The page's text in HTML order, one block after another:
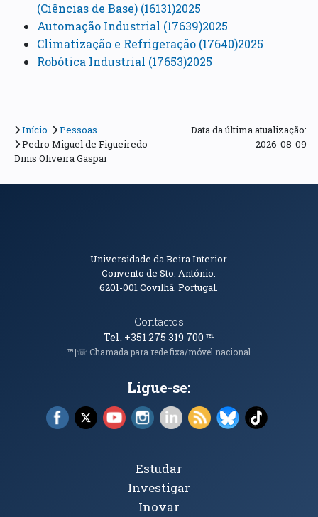
(Ciências de Base) (16131)2025
Automação Industrial (17639)2025
Climatização e Refrigeração (17640)2025
Robótica Industrial (17653)2025
Início
Pessoas
Pedro Miguel de Figueiredo
Dinis Oliveira Gaspar
Data da última atualização:
2026-08-09
Informações de Contacto
Universidade da Beira Interior
Convento de Sto. António.
6201-001Covilhã. Portugal.
Contactos
Tel. +351 275 319 700℡
℡|☏ Chamada para rede fixa/móvel nacional
Ligue-se:
Facebook (abre em nova janela)
X (abre em nova janela)
YouTube (abre em nova janela)
Instagram (abre em nova janela)
LinkedIn (abre em nova
RSS (abre em nova
Bluesky (abre
TikTok
Tópicos Principais
Estudar
Investigar
Inovar